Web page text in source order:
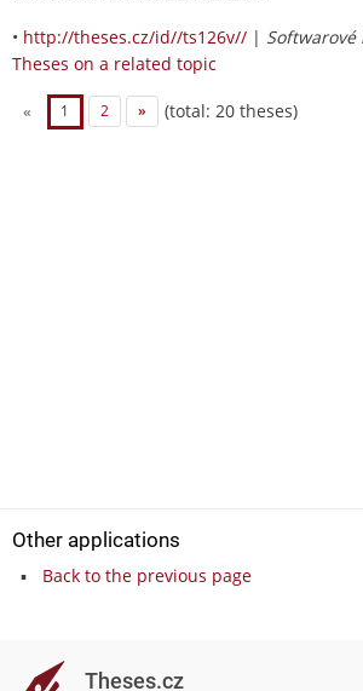
• http://theses.cz/id//ts126v// |
Theses on a related topic
« 1 2 » (total: 20 theses)
Other applications
Back to the previous page
Theses.cz